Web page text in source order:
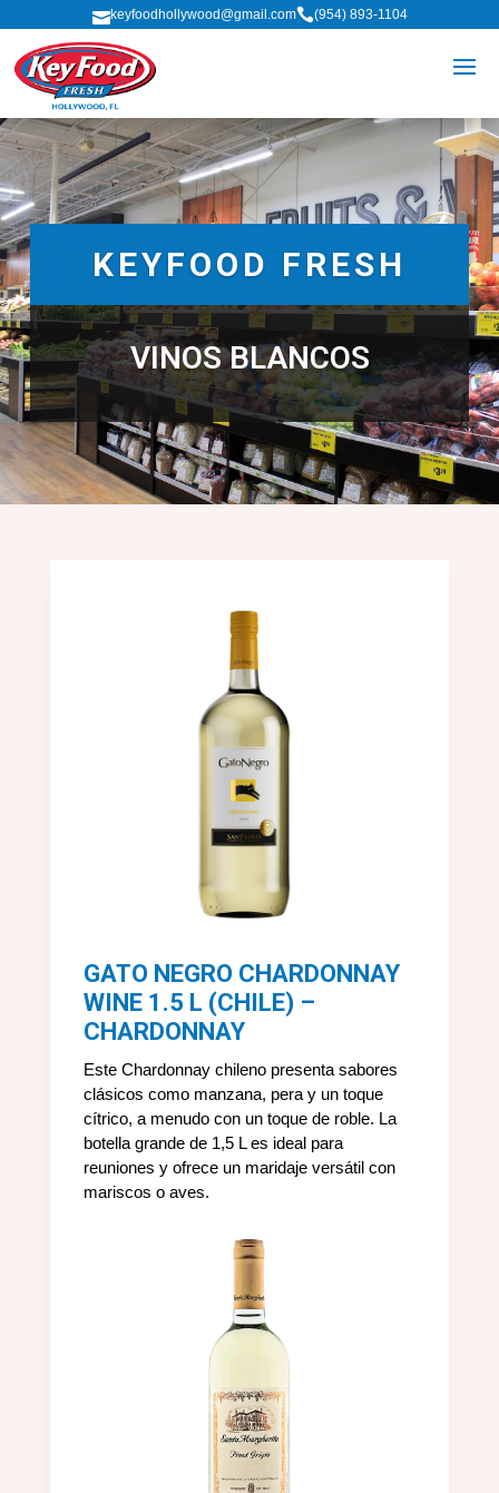
keyfoodhollywood@gmail.com(954) 893-1104
KEYFOOD FRESH
VINOS BLANCOS
GATO NEGRO CHARDONNAY
WINE 1.5 L (CHILE) –
CHARDONNAY
Este Chardonnay chileno presenta sabores
clásicos como manzana, pera y un toque
cítrico, a menudo con un toque de roble. La
botella grande de 1,5 L es ideal para
reuniones y ofrece un maridaje versátil con
mariscos o aves.